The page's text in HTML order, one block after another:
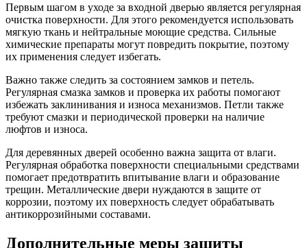
Первым шагом в уходе за входной дверью является регулярная
очистка поверхности. Для этого рекомендуется использовать
мягкую ткань и нейтральные моющие средства. Сильные
химические препараты могут повредить покрытие, поэтому
их применения следует избегать.
Важно также следить за состоянием замков и петель.
Регулярная смазка замков и проверка их работы помогают
избежать заклинивания и износа механизмов. Петли также
требуют смазки и периодической проверки на наличие
люфтов и износа.
Для деревянных дверей особенно важна защита от влаги.
Регулярная обработка поверхности специальными средствами
помогает предотвратить впитывание влаги и образование
трещин. Металлические двери нуждаются в защите от
коррозии, поэтому их поверхность следует обрабатывать
антикоррозийными составами.
Дополнительные меры защиты